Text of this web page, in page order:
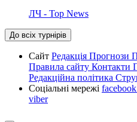
ЛЧ - Top News
До всіх турнірів
Сайт Редакція Прогнози
Правила сайту Контакти
Редакційна політика
Соціальні мережі facebook
viber